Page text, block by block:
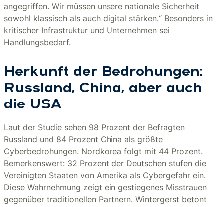
angegriffen. Wir müssen unsere nationale Sicherheit
sowohl klassisch als auch digital stärken.“ Besonders in
kritischer Infrastruktur und Unternehmen sei
Handlungsbedarf.
Herkunft der Bedrohungen:
Russland, China, aber auch
die USA
Laut der Studie sehen 98 Prozent der Befragten
Russland und 84 Prozent China als größte
Cyberbedrohungen. Nordkorea folgt mit 44 Prozent.
Bemerkenswert: 32 Prozent der Deutschen stufen die
Vereinigten Staaten von Amerika als Cybergefahr ein.
Diese Wahrnehmung zeigt ein gestiegenes Misstrauen
gegenüber traditionellen Partnern. Wintergerst betont